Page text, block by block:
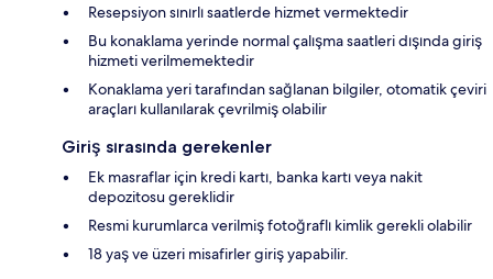
Resepsiyon sınırlı saatlerde hizmet vermektedir
Bu konaklama yerinde normal çalışma saatleri dışında giriş
hizmeti verilmemektedir
Konaklama yeri tarafından sağlanan bilgiler, otomatik çeviri
araçları kullanılarak çevrilmiş olabilir
Giriş sırasında gerekenler
Ek masraflar için kredi kartı, banka kartı veya nakit
depozitosu gereklidir
Resmi kurumlarca verilmiş fotoğraflı kimlik gerekli olabilir
18 yaş ve üzeri misafirler giriş yapabilir.